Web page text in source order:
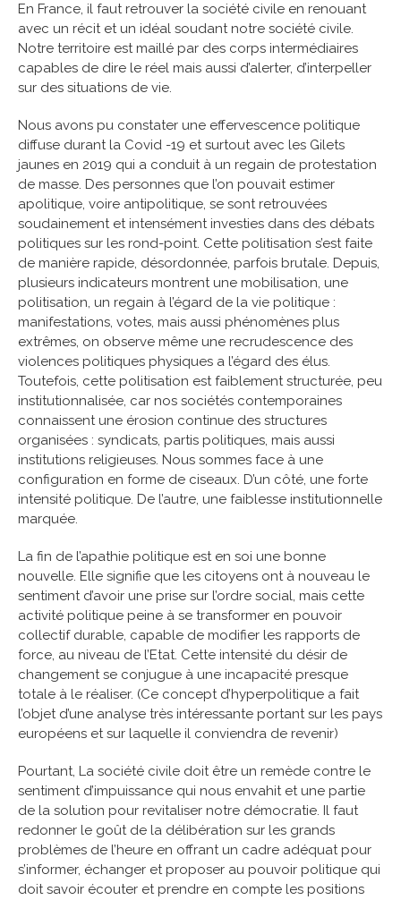
En France, il faut retrouver la société civile en renouant
avec un récit et un idéal soudant notre société civile.
Notre territoire est maillé par des corps intermédiaires
capables de dire le réel mais aussi d’alerter, d’interpeller
sur des situations de vie.
Nous avons pu constater une effervescence politique
diffuse durant la Covid -19 et surtout avec les Gilets
jaunes en 2019 qui a conduit à un regain de protestation
de masse. Des personnes que l’on pouvait estimer
apolitique, voire antipolitique, se sont retrouvées
soudainement et intensément investies dans des débats
politiques sur les rond-point. Cette politisation s’est faite
de manière rapide, désordonnée, parfois brutale. Depuis,
plusieurs indicateurs montrent une mobilisation, une
politisation, un regain à l’égard de la vie politique :
manifestations, votes, mais aussi phénomènes plus
extrêmes, on observe même une recrudescence des
violences politiques physiques a l’égard des élus.
Toutefois, cette politisation est faiblement structurée, peu
institutionnalisée, car nos sociétés contemporaines
connaissent une érosion continue des structures
organisées : syndicats, partis politiques, mais aussi
institutions religieuses. Nous sommes face à une
configuration en forme de ciseaux. D’un côté, une forte
intensité politique. De l’autre, une faiblesse institutionnelle
marquée.
La fin de l’apathie politique est en soi une bonne
nouvelle. Elle signifie que les citoyens ont à nouveau le
sentiment d’avoir une prise sur l’ordre social, mais cette
activité politique peine à se transformer en pouvoir
collectif durable, capable de modifier les rapports de
force, au niveau de l’Etat. Cette intensité du désir de
changement se conjugue à une incapacité presque
totale à le réaliser. (Ce concept d’hyperpolitique a fait
l’objet d’une analyse très intéressante portant sur les pays
européens et sur laquelle il conviendra de revenir)
Pourtant, La société civile doit être un remède contre le
sentiment d’impuissance qui nous envahit et une partie
de la solution pour revitaliser notre démocratie. Il faut
redonner le goût de la délibération sur les grands
problèmes de l’heure en offrant un cadre adéquat pour
s’informer, échanger et proposer au pouvoir politique qui
doit savoir écouter et prendre en compte les positions